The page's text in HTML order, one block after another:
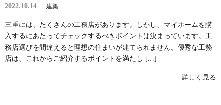
2022.10.14 建築
三重には、たくさんの工務店があります。しかし、マイホームを購
入するにあたってチェックするべきポイントは決まっています。工
務店選びを間違えると理想の住まいが建てられません。優秀な工務
店は、これからご紹介するポイントを満たし […]
詳しく見る